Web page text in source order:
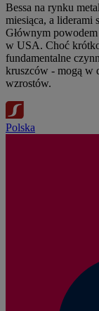
Bessa na rynku
miesiąca, a liderami
Głównym
w USA. Choć
fundamentalne
kruszców - mogą w
wzrostów.
Polska